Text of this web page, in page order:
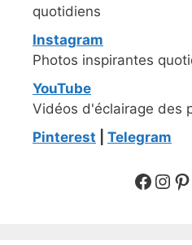
quotidiens
Instagram
Photos inspirantes
YouTube
Vidéos d'éclairage des
Pinterest
Telegram
Suivre sur
Suivre